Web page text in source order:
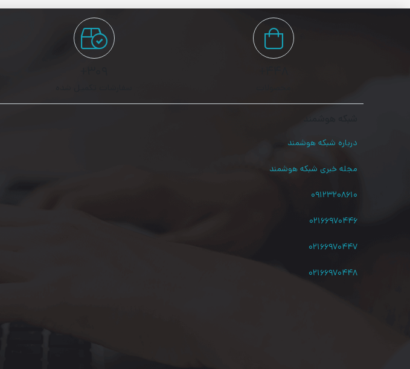
درباره شبکه هوشمند
مجله خبری شبکه هوشمند
۰۹۱۲۳۲۰۸۶۱۰
۰۲۱۶۶۹۷۰۴۴۶
۰۲۱۶۶۹۷۰۴۴۷
۰۲۱۶۶۹۷۰۴۴۸